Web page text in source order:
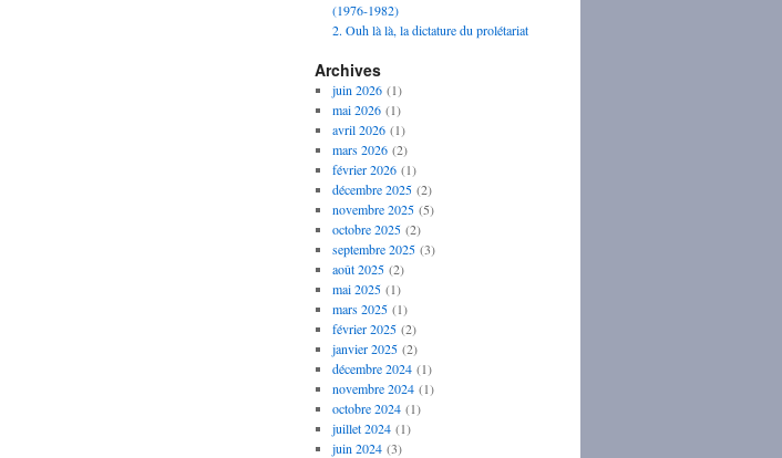
(1976-1982)
2. Ouh là là, la dictature du prolétariat
Archives
juin 2026(1)
mai 2026(1)
avril 2026(1)
mars 2026(2)
février 2026(1)
décembre 2025(2)
novembre 2025(5)
octobre 2025(2)
septembre 2025(3)
août 2025(2)
mai 2025(1)
mars 2025(1)
février 2025(2)
janvier 2025(2)
décembre 2024(1)
novembre 2024(1)
octobre 2024(1)
juillet 2024(1)
juin 2024(3)